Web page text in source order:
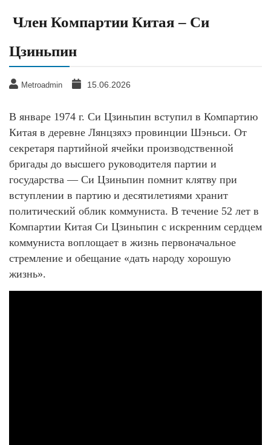
Член Компартии Китая – Си
Цзиньпин
Metroadmin 15.06.2026
В январе 1974 г. Си Цзиньпин вступил в Компартию
Китая в деревне Лянцзяхэ провинции Шэньси. От
секретаря партийной ячейки производственной
бригады до высшего руководителя партии и
государства — Си Цзиньпин помнит клятву при
вступлении в партию и десятилетиями хранит
политический облик коммуниста. В течение 52 лет в
Компартии Китая Си Цзиньпин с искренним сердцем
коммуниста воплощает в жизнь первоначальное
стремление и обещание «дать народу хорошую
жизнь».